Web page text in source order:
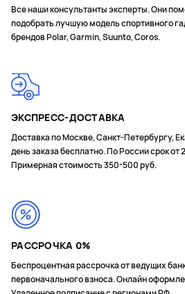
Все наши консультанты эксперты. Они
подобрать лучшую модель спортивного
брендов Polar, Garmin, Suunto, Coros.
ЭКСПРЕСС-ДОСТАВКА
Доставка по Москве, Санкт-Петербургу,
день заказа бесплатно. По России срок от
Примерная стоимость 350-500 руб.
РАССРОЧКА 0%
Беспроцентная рассрочка от ведущих
первоначального взноса. Онлайн